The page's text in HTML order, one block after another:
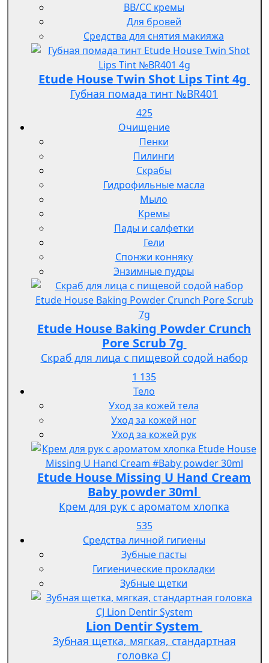
BB/CC кремы
Для бровей
Средства для снятия макияжа
Etude House Twin Shot Lips Tint 4g
Губная помада тинт №BR401
425
Очищение
Пенки
Пилинги
Скрабы
Гидрофильные масла
Мыло
Кремы
Пады и салфетки
Гели
Спонжи конняку
Энзимные пудры
Etude House Baking Powder Crunch
Pore Scrub 7g
Скраб для лица с пищевой содой набор
1 135
Тело
Уход за кожей тела
Уход за кожей ног
Уход за кожей рук
Etude House Missing U Hand Cream
Baby powder 30ml
Крем для рук с ароматом хлопка
535
Средства личной гигиены
Зубные пасты
Гигиенические прокладки
Зубные щетки
Lion Dentir System
Зубная щетка, мягкая, стандартная
головка СJ